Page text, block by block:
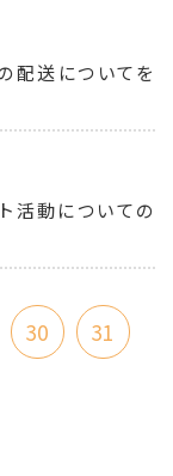
配送についてを
活動についての
30
31